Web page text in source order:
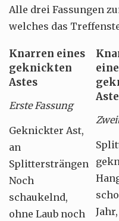
Alle drei Fassungen
welches das
Knarren eines
geknickten
Astes
Erste Fassung
Geknickter Ast,
an
Splittersträngen
Noch
schaukelnd,
ohne Laub noch
Jahr,